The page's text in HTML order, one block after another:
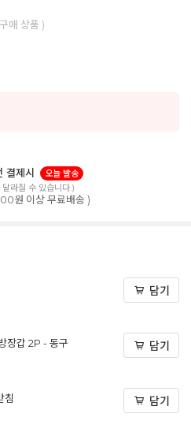
매 상품 )
결제시
오늘 발송
라질 수 있습니다.)
원 이상 무료배송 )
담기
장갑 2P - 동구 담기
침 담기